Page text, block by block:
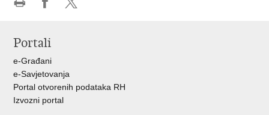
Facebooku
Portali
e-Građani
e-Savjetovanja
Portal otvorenih podataka RH
Izvozni portal